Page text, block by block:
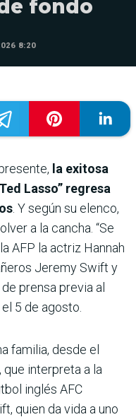
fondo
8:20
la exitosa
Lasso” regresa
. Y según su elenco,
a la cancha. “Se
AFP la actriz Hannah
Jeremy Swift y
prensa previa al
5 de agosto.
familia, desde el
que interpreta a la
inglés AFC
quien da vida a uno